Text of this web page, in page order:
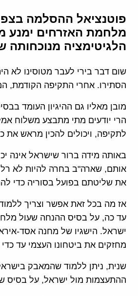
פוטנציאל ההסלמה
מלחמת האזרחים ימנע
הלגיטימציה מנוכחותה
שום דבר בירי לעבר מטוסינו לא
הסתירו. אחרי התקיפה הקודמת,
מובן מאליו גם ההיגיון העומד
הרי יודעים מתי מתבצע משלוח
לתקיפה, ויכולים להכין מראש את
באותה מידה ברור שישראל אינה
אותם, שארה"ב בחרה להיות לא
את שליטתם בפועל בסוריה כדי
אז מה בכל זאת אפשר וצריך
עד כה, על בסיס ההנחה שעול
ישראל. הישגיו של מחנה אסד-
מחזקים את ביטחונו העצמי עד
שנית, ניתן ללמוד שהמאבק
ההתעצמות מול ישראל, על בסיס